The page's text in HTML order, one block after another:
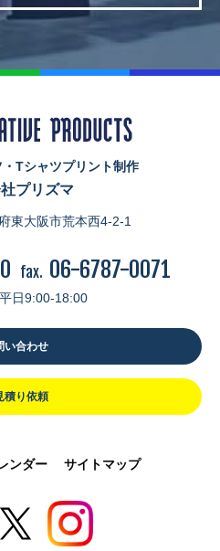
Tシャツプリント制作
プリズマ
東大阪市荒本西4-2-1
fax. 06-6787-0071
日9:00-18:00
い合わせ
積り依頼
ンダー サイトマップ